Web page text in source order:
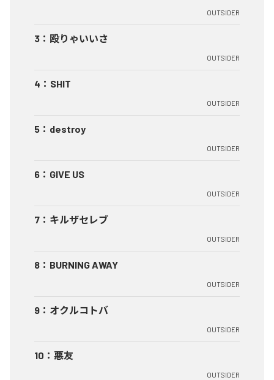
OUTSIDER
3 ： 殴りゃいいさ
OUTSIDER
4 ： SHIT
OUTSIDER
5 ： destroy
OUTSIDER
6 ： GIVE US
OUTSIDER
7 ： キルザセレブ
OUTSIDER
8 ： BURNING AWAY
OUTSIDER
9 ： オクルコトバ
OUTSIDER
10 ： 悪友
OUTSIDER